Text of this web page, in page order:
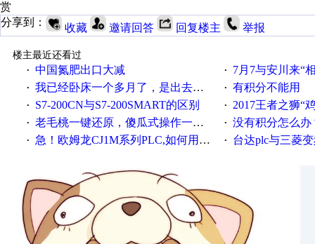
赏
分享到：
收藏 邀请回答 回复楼主 举报
楼主最近还看过
· 中国氮肥出口大减 · 7月7与安川来“
· 我已经卧床一个多月了，是出去安装机械手在高速遭遇车祸所致:大家工作都要特别注意啊 · 有积分不能用
· S7-200CN与S7-200SMART的区别 · 2017王者之狮“鸡”情签到
· 老毛桃一键还原，傻瓜式操作一键轻松备份还原；程序为向导式安装，一键即可实现自动备份或还原系统。 · 没有积分怎么办
· 急！欧姆龙CJ1M系列PLC,如何用时间控制变频器。要求时间在组态王中可以自由输入！拜托各位大神了！ · 台达plc与三菱